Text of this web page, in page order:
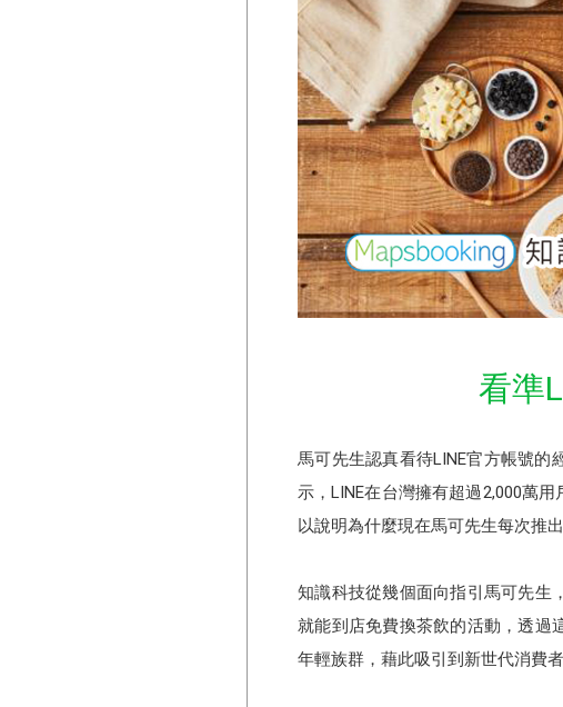
看準
馬可先生認真看待LINE官方帳號的
示，LINE在台灣擁有超過2,000萬
以說明為什麼現在馬可先生每次推
知識科技從幾個面向指引馬可先生
就能到店免費換茶飲的活動，透過
年輕族群，藉此吸引到新世代消費者